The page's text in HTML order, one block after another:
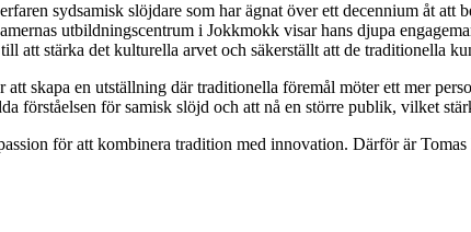
sydsamisk slöjdare som har ägnat över ett decennium åt
utbildningscentrum i Jokkmokk visar hans djupa
att stärka det kulturella arvet och säkerställt att de traditionella
att skapa en utställning där traditionella föremål möter ett mer
förståelsen för samisk slöjd och att nå en större publik, vilket
för att kombinera tradition med innovation. Därför är